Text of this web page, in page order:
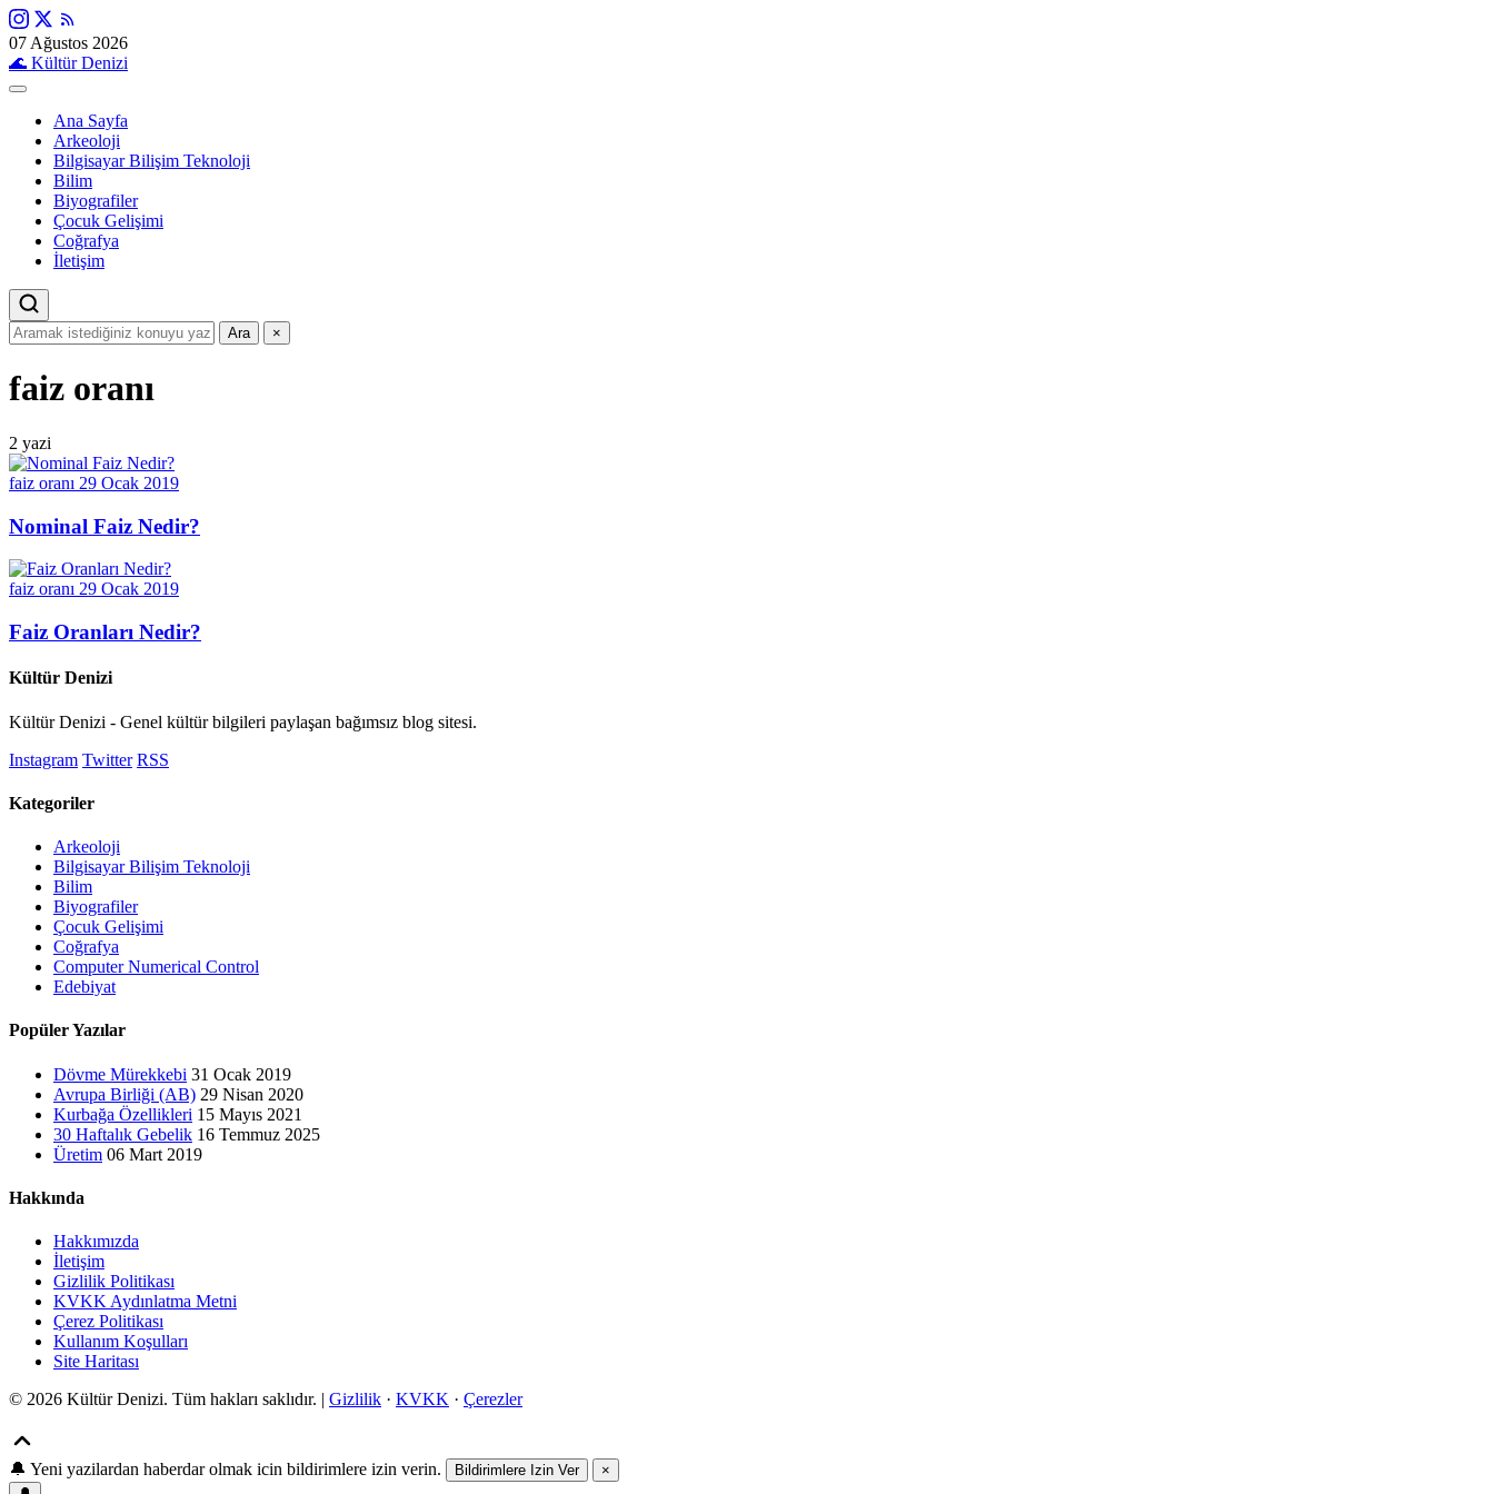
07 Ağustos 2026
🌊 Kültür Denizi
Ana Sayfa
Arkeoloji
Bilgisayar Bilişim Teknoloji
Bilim
Biyografiler
Çocuk Gelişimi
Coğrafya
İletişim
Ara ×
faiz oranı
2 yazi
faiz oranı 29 Ocak 2019
Nominal Faiz Nedir?
faiz oranı 29 Ocak 2019
Faiz Oranları Nedir?
Kültür Denizi
Kültür Denizi - Genel kültür bilgileri paylaşan bağımsız blog sitesi.
Instagram Twitter RSS
Kategoriler
Arkeoloji
Bilgisayar Bilişim Teknoloji
Bilim
Biyografiler
Çocuk Gelişimi
Coğrafya
Computer Numerical Control
Edebiyat
Popüler Yazılar
Dövme Mürekkebi 31 Ocak 2019
Avrupa Birliği (AB) 29 Nisan 2020
Kurbağa Özellikleri 15 Mayıs 2021
30 Haftalık Gebelik 16 Temmuz 2025
Üretim 06 Mart 2019
Hakkında
Hakkımızda
İletişim
Gizlilik Politikası
KVKK Aydınlatma Metni
Çerez Politikası
Kullanım Koşulları
Site Haritası
© 2026 Kültür Denizi. Tüm hakları saklıdır. | Gizlilik · KVKK · Çerezler
🔔 Yeni yazilardan haberdar olmak icin bildirimlere izin verin. Bildirimlere Izin Ver
×